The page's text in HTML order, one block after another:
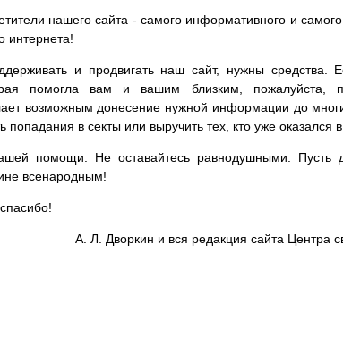
нашего сайта - самого информативного и самого
интернета!
и продвигать наш сайт, нужны средства.
помогла вам и вашим близким, пожалуйста,
возможным донесение нужной информации до
в секты или выручить тех, кто уже оказался
помощи. Не оставайтесь равнодушными. Пусть
всенародным!
А. Л. Дворкин и вся редакция сайта Центра